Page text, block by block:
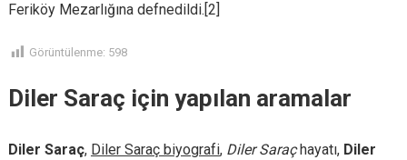
Feriköy Mezarlığına defnedildi.[2]
Görüntülenme: 598
Diler Saraç için yapılan aramalar
Diler Saraç, Diler Saraç biyografi, Diler Saraçhayatı, Diler